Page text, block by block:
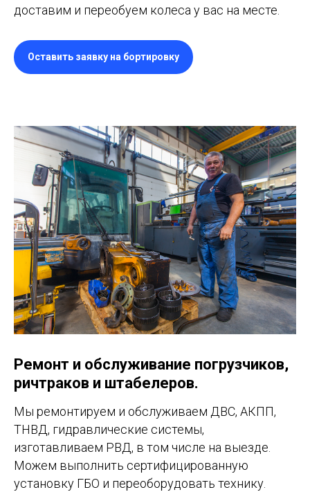
доставим и переобуем колеса у вас на месте.
Оставить заявку на бортировку
Ремонт и обслуживание погрузчиков,
ричтраков и штабелеров.
Мы ремонтируем и обслуживаем ДВС, АКПП,
ТНВД, гидравлические системы,
изготавливаем РВД, в том числе на выезде.
Можем выполнить сертифицированную
установку ГБО и переоборудовать технику.